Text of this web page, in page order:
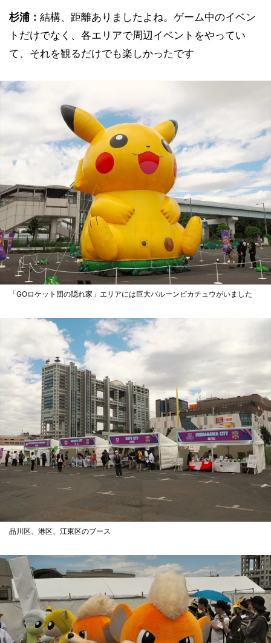
杉浦： 結構、距離ありましたよね。ゲーム中のイベン
トだけでなく、各エリアで周辺イベントをやってい
て、それを観るだけでも楽しかったです
「GOロケット団の隠れ家」エリアには巨大バルーンピカチュウがいました
品川区、港区、江東区のブース